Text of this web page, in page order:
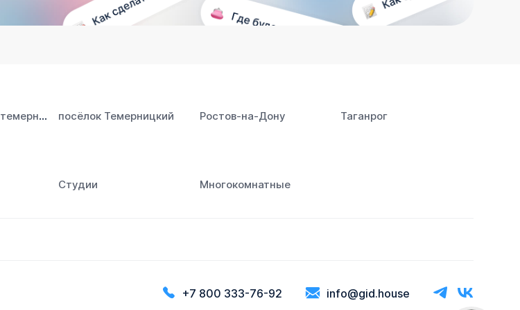
посёлок Верхнетемерницкий посёлок Темерницкий Ростов‑на‑Дону Таганрог
Студии Многокомнатные
+7 800 333-76-92 info@gid.house